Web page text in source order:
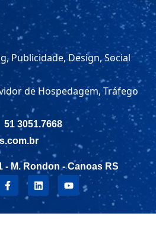
Publicidade, Design, Social
de Hospedagem, Tráfego
51 3051.7668
- M. Rondon - Canoas RS